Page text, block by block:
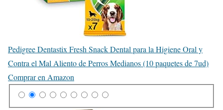
Pedigree Dentastix Fresh Snack Dental para la Higiene Oral y
Contra el Mal Aliento de Perros Medianos (10 paquetes de 7ud)
Comprar en Amazon